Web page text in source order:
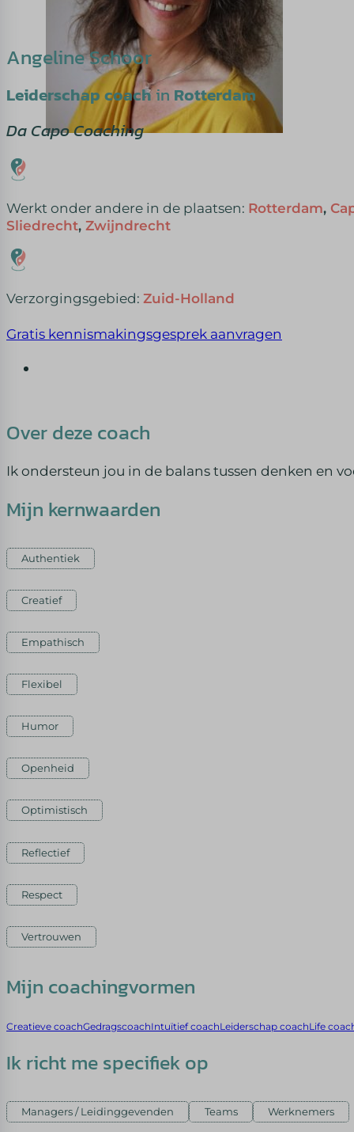
Angeline Schoor
Leiderschap coachin Rotterdam
Da Capo Coaching
Werkt onder andere in de plaatsen: Rotterdam,
Sliedrecht, Zwijndrecht
Verzorgingsgebied: Zuid-Holland
Gratis kennismakingsgesprek aanvragen
Over deze coach
Ik ondersteun jou in de balans tussen denken en
Mijn kernwaarden
Authentiek
Creatief
Empathisch
Flexibel
Humor
Openheid
Optimistisch
Reflectief
Respect
Vertrouwen
Mijn coachingvormen
Creatieve coachGedragscoachIntuïtief coachLeiderschap coachLife
Ik richt me specifiek op
Managers / Leidinggevenden Teams Werknemers